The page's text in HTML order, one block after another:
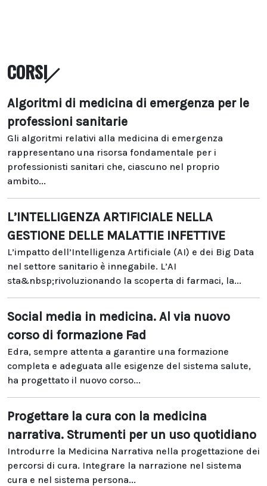
CORSI
Algoritmi di medicina di emergenza per le
professioni sanitarie
Gli algoritmi relativi alla medicina di emergenza
rappresentano una risorsa fondamentale per i
professionisti sanitari che, ciascuno nel proprio
ambito...
L’INTELLIGENZA ARTIFICIALE NELLA
GESTIONE DELLE MALATTIE INFETTIVE
L’impatto dell’Intelligenza Artificiale (AI) e dei Big Data
nel settore sanitario è innegabile. L’AI
sta&nbsp;rivoluzionando la scoperta di farmaci, la...
Social media in medicina. Al via nuovo
corso di formazione Fad
Edra, sempre attenta a garantire una formazione
completa e adeguata alle esigenze del sistema salute,
ha progettato il nuovo corso...
Progettare la cura con la medicina
narrativa. Strumenti per un uso quotidiano
Introdurre la Medicina Narrativa nella progettazione dei
percorsi di cura. Integrare la narrazione nel sistema
cura e nel sistema persona...